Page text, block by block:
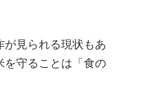
見られる現状もあ
を守ることは「食の